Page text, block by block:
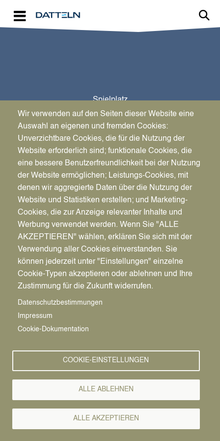
Spielplatz
Sportpark Mitte
Pfadnavigation
Image
Spiel- und Sportgeräte
Pumptrack
Vogelnest Bowlswing (vorläufig außer Betrieb)
Karussell Picadilly Circle
Schwinggerät Liane
Wir verwenden auf den Seiten dieser Website eine
Auswahl an eigenen und fremden Cookies:
Unverzichtbare Cookies, die für die Nutzung der
Website erforderlich sind; funktionale Cookies, die
eine bessere Benutzerfreundlichkeit bei der Nutzung
der Website ermöglichen; Leistungs-Cookies, mit
denen wir aggregierte Daten über die Nutzung der
Website und Statistiken erstellen; und Marketing-
Cookies, die zur Anzeige relevanter Inhalte und
Werbung verwendet werden. Wenn Sie "ALLE
AKZEPTIEREN" wählen, erklären Sie sich mit der
Verwendung aller Cookies einverstanden. Sie
können jederzeit unter "Einstellungen" einzelne
Cookie-Typen akzeptieren oder ablehnen und Ihre
Zustimmung für die Zukunft widerrufen.
Datenschutzbestimmungen
Impressum
Cookie-Dokumentation
COOKIE-EINSTELLUNGEN
ALLE ABLEHNEN
ALLE AKZEPTIEREN